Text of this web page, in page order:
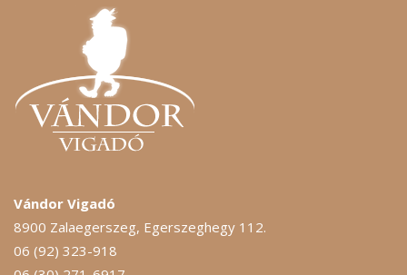
Vándor Vigadó
8900 Zalaegerszeg, Egerszeghegy 112.
06 (92) 323-918